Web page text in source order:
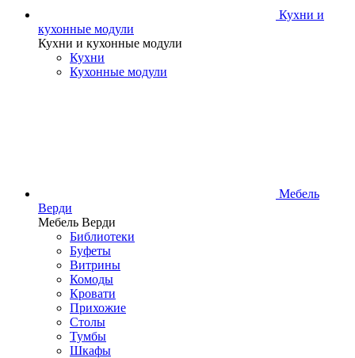
Кухни и
кухонные модули
Кухни и кухонные модули
Кухни
Кухонные модули
Мебель
Верди
Мебель Верди
Библиотеки
Буфеты
Витрины
Комоды
Кровати
Прихожие
Столы
Тумбы
Шкафы